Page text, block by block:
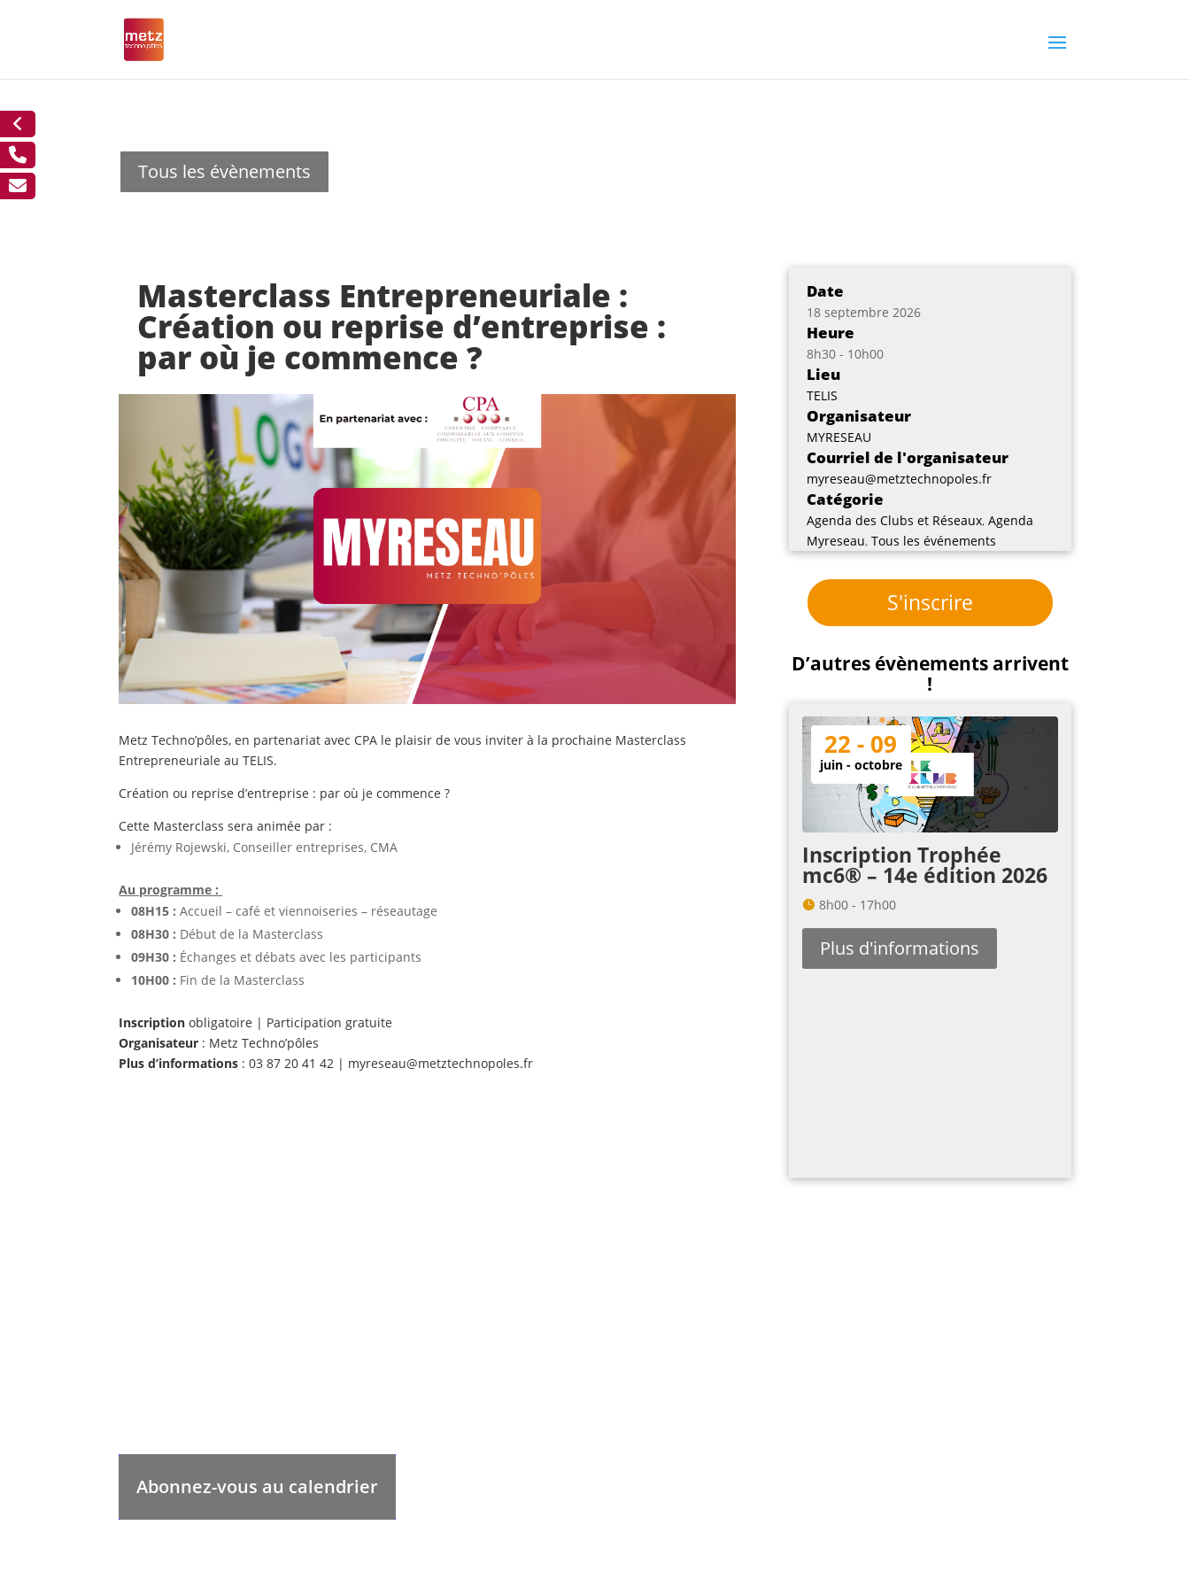
Tous les évènements
Masterclass Entrepreneuriale :
Création ou reprise d’entreprise :
par où je commence ?
Metz Techno’pôles, en partenariat avec CPA le plaisir de vous inviter à la prochaine Masterclass
Entrepreneuriale au TELIS.
Création ou reprise d’entreprise : par où je commence ?
Cette Masterclass sera animée par :
Jérémy Rojewski, Conseiller entreprises, CMA
Au programme : ​​​​​​
08H15 : Accueil – café et viennoiseries – réseautage
08H30 : Début de la Masterclass
09H30 : Échanges et débats avec les participants
10H00 : Fin de la Masterclass
Inscription obligatoire | Participation gratuite
Organisateur : Metz Techno’pôles
Plus d’informations : 03 87 20 41 42 | myreseau@metztechnopoles.fr
Abonnez-vous au calendrier
Date
18 septembre 2026
Heure
8h30 - 10h00
Lieu
TELIS
Organisateur
MYRESEAU
Courriel de l'organisateur
myreseau@metztechnopoles.fr
Catégorie
Agenda des Clubs et Réseaux, Agenda
Myreseau, Tous les événements
S'inscrire
D’autres évènements arrivent
!
22 - 09
juin - octobre
Inscription Trophée
mc6® – 14e édition 2026
8h00 - 17h00
Plus d'informations